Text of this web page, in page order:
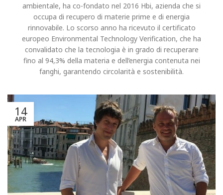
ambientale, ha co-fondato nel 2016 Hbi, azienda che si
occupa di recupero di materie prime e di energia
rinnovabile. Lo scorso anno ha ricevuto il certificato
europeo Environmental Technology Verification, che ha
convalidato che la tecnologia è in grado di recuperare
fino al 94,3% della materia e dell’energia contenuta nei
fanghi, garantendo circolarità e sostenibilità.
14
APR